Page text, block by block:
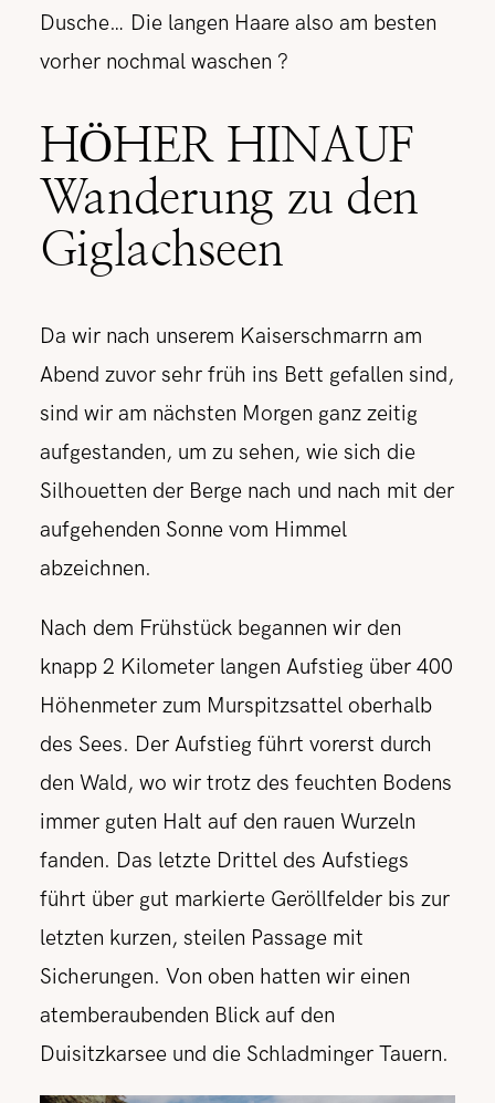
Dusche… Die langen Haare also am besten
vorher nochmal waschen ?
HÖHER HINAUF
Wanderung zu den
Giglachseen
Da wir nach unserem Kaiserschmarrn am
Abend zuvor sehr früh ins Bett gefallen sind,
sind wir am nächsten Morgen ganz zeitig
aufgestanden, um zu sehen, wie sich die
Silhouetten der Berge nach und nach mit der
aufgehenden Sonne vom Himmel
abzeichnen.
Nach dem Frühstück begannen wir den
knapp 2 Kilometer langen Aufstieg über 400
Höhenmeter zum Murspitzsattel oberhalb
des Sees. Der Aufstieg führt vorerst durch
den Wald, wo wir trotz des feuchten Bodens
immer guten Halt auf den rauen Wurzeln
fanden. Das letzte Drittel des Aufstiegs
führt über gut markierte Geröllfelder bis zur
letzten kurzen, steilen Passage mit
Sicherungen. Von oben hatten wir einen
atemberaubenden Blick auf den
Duisitzkarsee und die Schladminger Tauern.